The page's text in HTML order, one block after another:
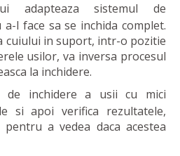
adapteaza sistemul de
l face sa se inchida complet.
cuiului in suport, intr-o pozitie
usilor, va inversa procesul
la inchidere.
de inchidere a usii cu mici
si apoi verifica rezultatele,
a vedea daca acestea